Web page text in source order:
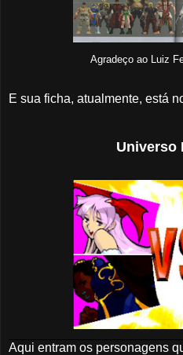
Agradeço ao Luiz
E sua ficha, atualmente, está
Universo
Aqui entram os personagens